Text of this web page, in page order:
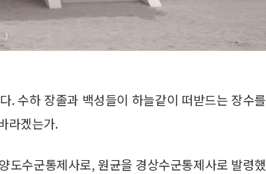
. 수하 장졸과 백성들이 하늘같이 떠받드는 장수를
라겠는가.
수군통제사로, 원균을 경상수군통제사로 발령했